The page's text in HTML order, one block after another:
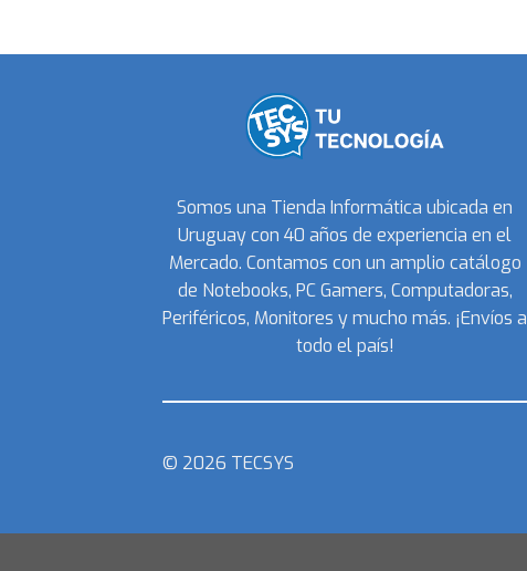
Somos una Tienda Informática ubicada en
Uruguay con 40 años de experiencia en el
Mercado. Contamos con un amplio catálogo
de Notebooks, PC Gamers, Computadoras,
Periféricos, Monitores y mucho más. ¡Envíos a
todo el país!
© 2026 TECSYS